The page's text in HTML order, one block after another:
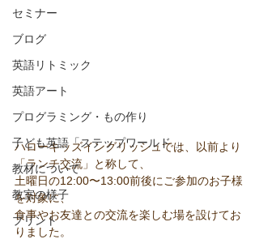
セミナー
ブログ
英語リトミック
英語アート
プログラミング・もの作り
子ども英語「ステップワールド 」
教材について
教室の様子
プリント
ハローキッズイングリッシュでは、以前より
「ランチ交流」と称して、
土曜日の12:00〜13:00前後にご参加のお子様
を対象に、
食事やお友達との交流を楽しむ場を設けてお
りました。